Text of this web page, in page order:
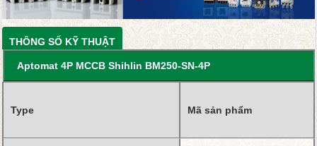
THÔNG SỐ KỸ THUẬT
Aptomat 4P MCCB Shihlin BM250-SN-4P
Type Mã sản phẩm